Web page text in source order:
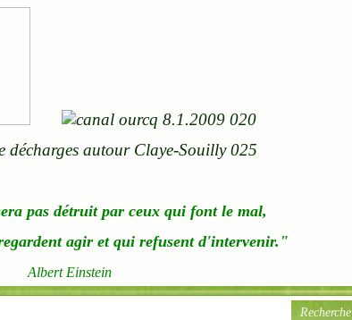
pas détruit par ceux qui font le mal,
agir et qui refusent d'intervenir."
Albert Einstein
Recherche